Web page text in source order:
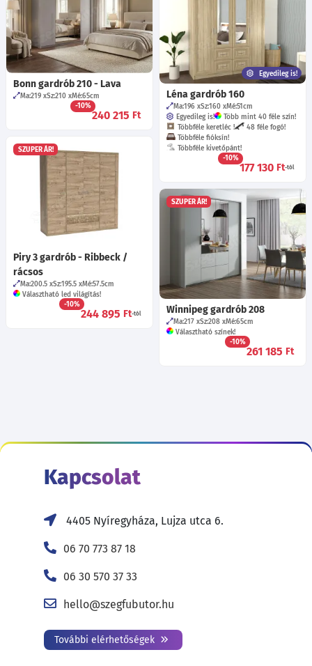
Bonn gardrób 210 - Lava
Ma:219 Sz:210 Mé:65cm
-10%
240 215 Ft
Egyedileg is!
Léna gardrób 160
Ma:196 Sz:160 Mé:51cm
Egyedileg is!
Több mint 40 féle szín!
Többféle keretléc !
48 féle fogó!
Többféle fióksín!
Többféle kivetőpánt!
-10%
177 130 Ft-tól
SZUPER ÁR!
Piry 3 gardrób - Ribbeck /
rácsos
Ma:200.5 Sz:195.5 Mé:57.5cm
Választható led világítás!
-10%
244 895 Ft-tól
SZUPER ÁR!
Winnipeg gardrób 208
Ma:217 Sz:208 Mé:65cm
Választható színek!
-10%
261 185 Ft
Kapcsolat
4405 Nyíregyháza, Lujza utca 6.
06 70 773 87 18
06 30 570 37 33
hello@szegfubutor.hu
További elérhetőségek